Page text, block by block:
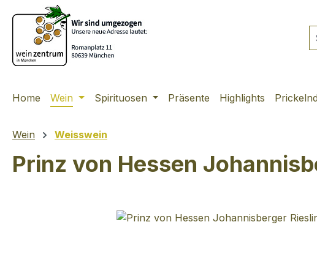
Hauptinhalt springen
Zur Suche springen
Zur Hauptnavigation springen
Home Wein Spirituosen Präsente Highlights
Wein Weisswein
Prinz von Hessen
Bildergalerie überspringen